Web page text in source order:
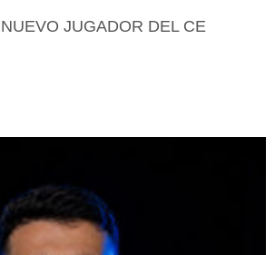
JUGADOR DEL CE